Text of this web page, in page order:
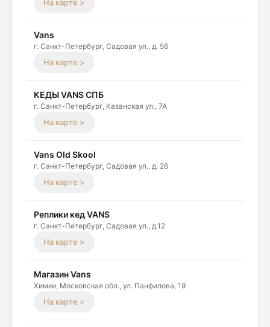
На карте >
Vans
г. Санкт-Петербург, Садовая ул., д. 56
На карте >
КЕДЫ VANS СПБ
г. Санкт-Петербург, Казанская ул., 7А
На карте >
Vans Old Skool
г. Санкт-Петербург, Садовая ул., д. 26
На карте >
Реплики кед VANS
г. Санкт-Петербург, Садовая ул., д.12
На карте >
Магазин Vans
Химки, Московская обл., ул. Панфилова, 19
На карте >